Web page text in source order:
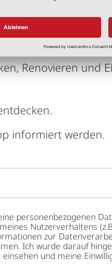
Renovieren und
informiert werden.
personenbezogenen
Nutzerverhaltens
zur
Ich wurde darauf
und meine